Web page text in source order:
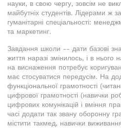
науки, в свою чергу, зовсім не
майбутніх студентів. Лідерами ж
гуманітарні спеціальності:
та маркетинг.
Завдання школи -- дати базові
життя наразі змінилось, і в нього
на виснаження потребує
має стосуватися передусім. На
функціональної грамотності
цифрової грамотності (навички
цифрових комунікацій і вміння
часі додати так звану оборонну
містити такмед, навички